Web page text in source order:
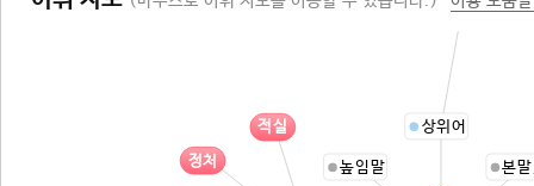
여자
상위어
본
적실
정처 높임말